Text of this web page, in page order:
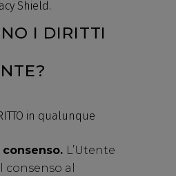
Shield.
I DIRITTI
in qualunque
L’Utente
consenso al